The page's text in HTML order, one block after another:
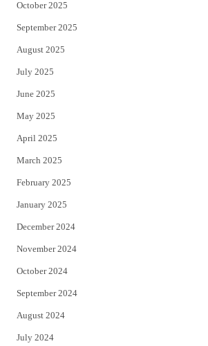
October 2025
September 2025
August 2025
July 2025
June 2025
May 2025
April 2025
March 2025
February 2025
January 2025
December 2024
November 2024
October 2024
September 2024
August 2024
July 2024